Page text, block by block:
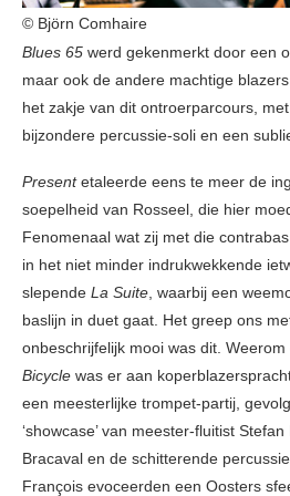
© Björn Comhaire
Blues 65 werd gekenmerkt door een
maar ook de andere machtige
het zakje van dit ontroerparcours,
bijzondere percussie-soli en een
Presentetaleerde eens te meer de
soepelheid van Rosseel, die hier
Fenomenaal wat zij met die
in het niet minder indrukwekkende
slepende La Suite, waarbij een
baslijn in duet gaat. Het greep ons
onbeschrijfelijk mooi was dit.
Bicycle was er aan
een meesterlijke trompet-partij,
‘showcase’ van meester-fluitist
Bracaval en de schitterende
François evoceerden een Oosters